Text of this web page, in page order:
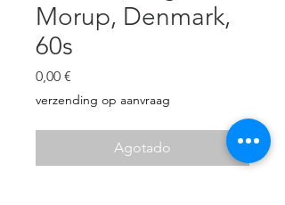
Morup, Denmark,
60s
0,00 €
verzending op aanvraag
Agotado